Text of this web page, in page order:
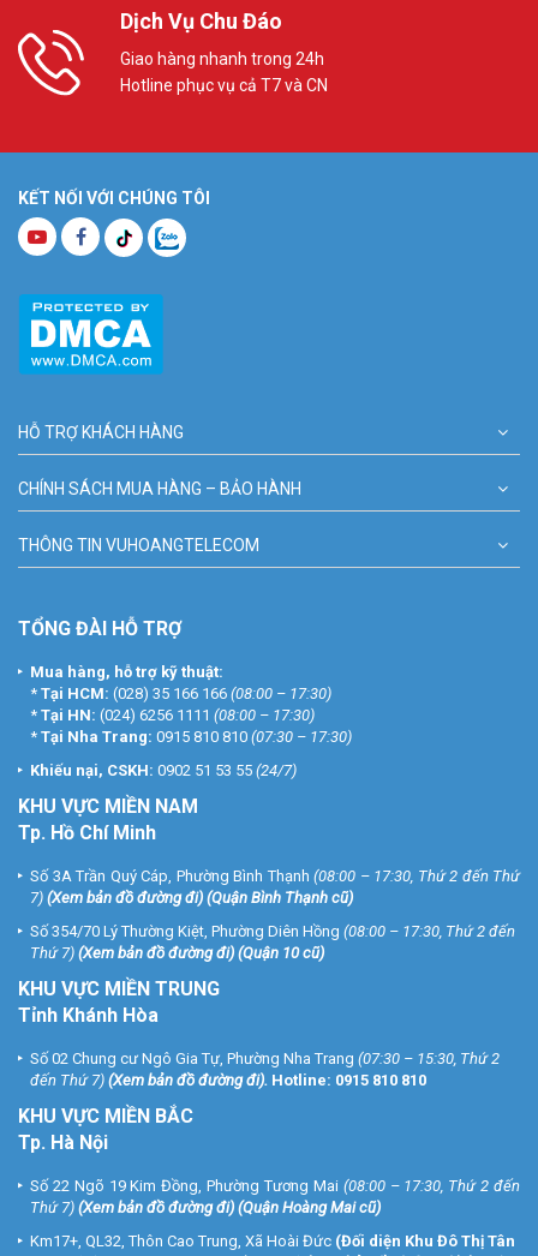
Dịch Vụ Chu Đáo
Giao hàng nhanh trong 24h
Hotline phục vụ cả T7 và CN
KẾT NỐI VỚI CHÚNG TÔI
HỖ TRỢ KHÁCH HÀNG
CHÍNH SÁCH MUA HÀNG – BẢO HÀNH
THÔNG TIN VUHOANGTELECOM
TỔNG ĐÀI HỖ TRỢ
Mua hàng, hỗ trợ kỹ thuật:
* Tại HCM: (028) 35 166 166 (08:00 – 17:30)
* Tại HN: (024) 6256 1111 (08:00 – 17:30)
* Tại Nha Trang: 0915 810 810 (07:30 – 17:30)
Khiếu nại, CSKH: 0902 51 53 55 (24/7)
KHU VỰC MIỀN NAM
Tp. Hồ Chí Minh
Số 3A Trần Quý Cáp, Phường Bình Thạnh (08:00 – 17:30, Thứ 2 đến Thứ
7) (Xem bản đồ đường đi) (Quận Bình Thạnh cũ)
Số 354/70 Lý Thường Kiệt, Phường Diên Hồng (08:00 – 17:30, Thứ 2 đến
Thứ 7) (Xem bản đồ đường đi) (Quận 10 cũ)
KHU VỰC MIỀN TRUNG
Tỉnh Khánh Hòa
Số 02 Chung cư Ngô Gia Tự, Phường Nha Trang (07:30 – 15:30, Thứ 2
đến Thứ 7) (Xem bản đồ đường đi). Hotline: 0915 810 810
KHU VỰC MIỀN BẮC
Tp. Hà Nội
Số 22 Ngõ 19 Kim Đồng, Phường Tương Mai (08:00 – 17:30, Thứ 2 đến
Thứ 7) (Xem bản đồ đường đi) (Quận Hoàng Mai cũ)
Km17+, QL32, Thôn Cao Trung, Xã Hoài Đức (Đối diện Khu Đô Thị Tân